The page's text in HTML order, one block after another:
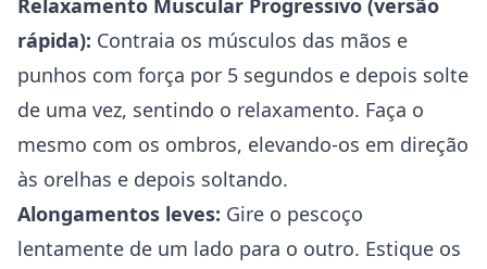
Relaxamento Muscular Progressivo (versão
rápida): Contraia os músculos das mãos e
punhos com força por 5 segundos e depois solte
de uma vez, sentindo o relaxamento. Faça o
mesmo com os ombros, elevando-os em direção
às orelhas e depois soltando.
Alongamentos leves: Gire o pescoço
lentamente de um lado para o outro. Estique os